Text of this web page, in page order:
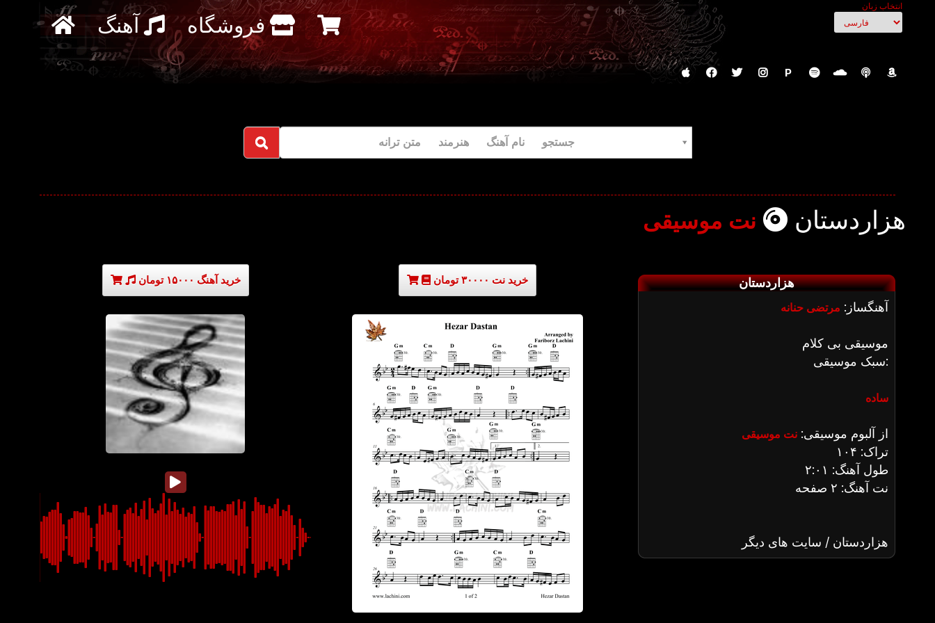
انتخاب زبان
آهنگ فروشگاه
P
جستجو نام آهنگ هنرمند متن ترانه
هزاردستان نت موسیقی
خرید آهنگ ۱۵۰۰۰ تومان خرید نت ۳۰۰۰۰ تومان هزاردستان
آهنگساز: مرتضی حنانه
موسیقی بی کلام
سبک موسیقی:
ساده
از آلبوم موسیقی: نت موسیقی
تراک: ۱۰۴
طول آهنگ: ۲:۰۱
نت آهنگ: ۲ صفحه
هزاردستان / سایت های دیگر